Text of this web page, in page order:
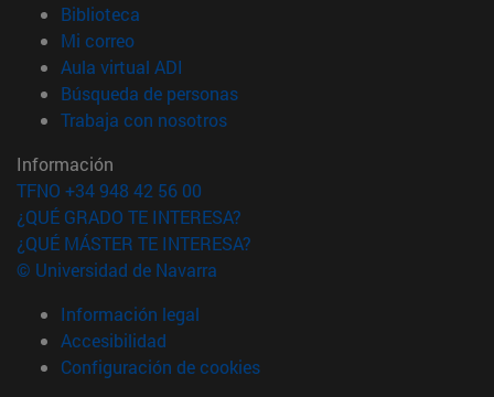
Biblioteca
Mi correo(abre en nueva ventana)
Aula virtual ADI
Búsqueda de personas(abre en nueva ventana)
Trabaja con nosotros(abre en nueva ventana)
Información
TFNO +34 948 42 56 00
¿QUÉ GRADO TE INTERESA?
¿QUÉ MÁSTER TE INTERESA?
© Universidad de Navarra
Información legal
Accesibilidad
Configuración de cookies